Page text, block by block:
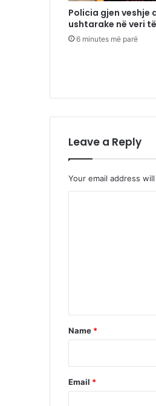
Policia gjen veshje
ushtarake në veri
6 minutes më parë
Leave a Reply
Your email address
*
Name *
Email *